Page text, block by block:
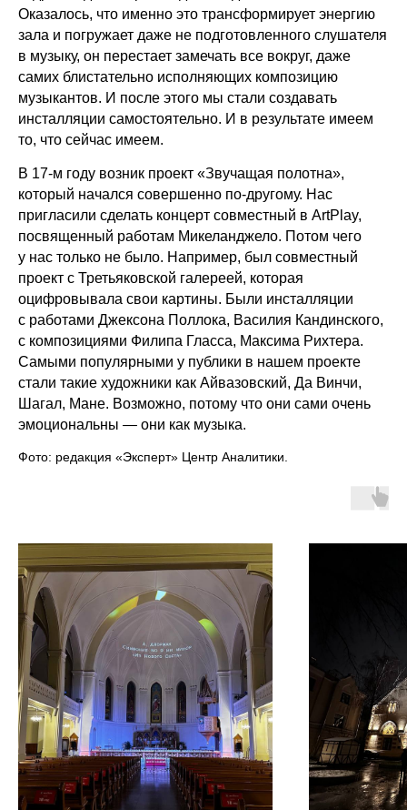
Оказалось, что именно это трансформирует энергию
зала и погружает даже не подготовленного слушателя
в музыку, он перестает замечать все вокруг, даже
самих блистательно исполняющих композицию
музыкантов. И после этого мы стали создавать
инсталляции самостоятельно. И в результате имеем
то, что сейчас имеем.
В 17-м году возник проект «Звучащая полотна»,
который начался совершенно по-другому. Нас
пригласили сделать концерт совместный в ArtPlay,
посвященный работам Микеланджело. Потом чего
у нас только не было. Например, был совместный
проект с Третьяковской галереей, которая
оцифровывала свои картины. Были инсталляции
с работами Джексона Поллока, Василия Кандинского,
с композициями Филипа Гласса, Максима Рихтера.
Самыми популярными у публики в нашем проекте
стали такие художники как Айвазовский, Да Винчи,
Шагал, Мане. Возможно, потому что они сами очень
эмоциональны — они как музыка.
Фото: редакция «Эксперт» Центр Аналитики.